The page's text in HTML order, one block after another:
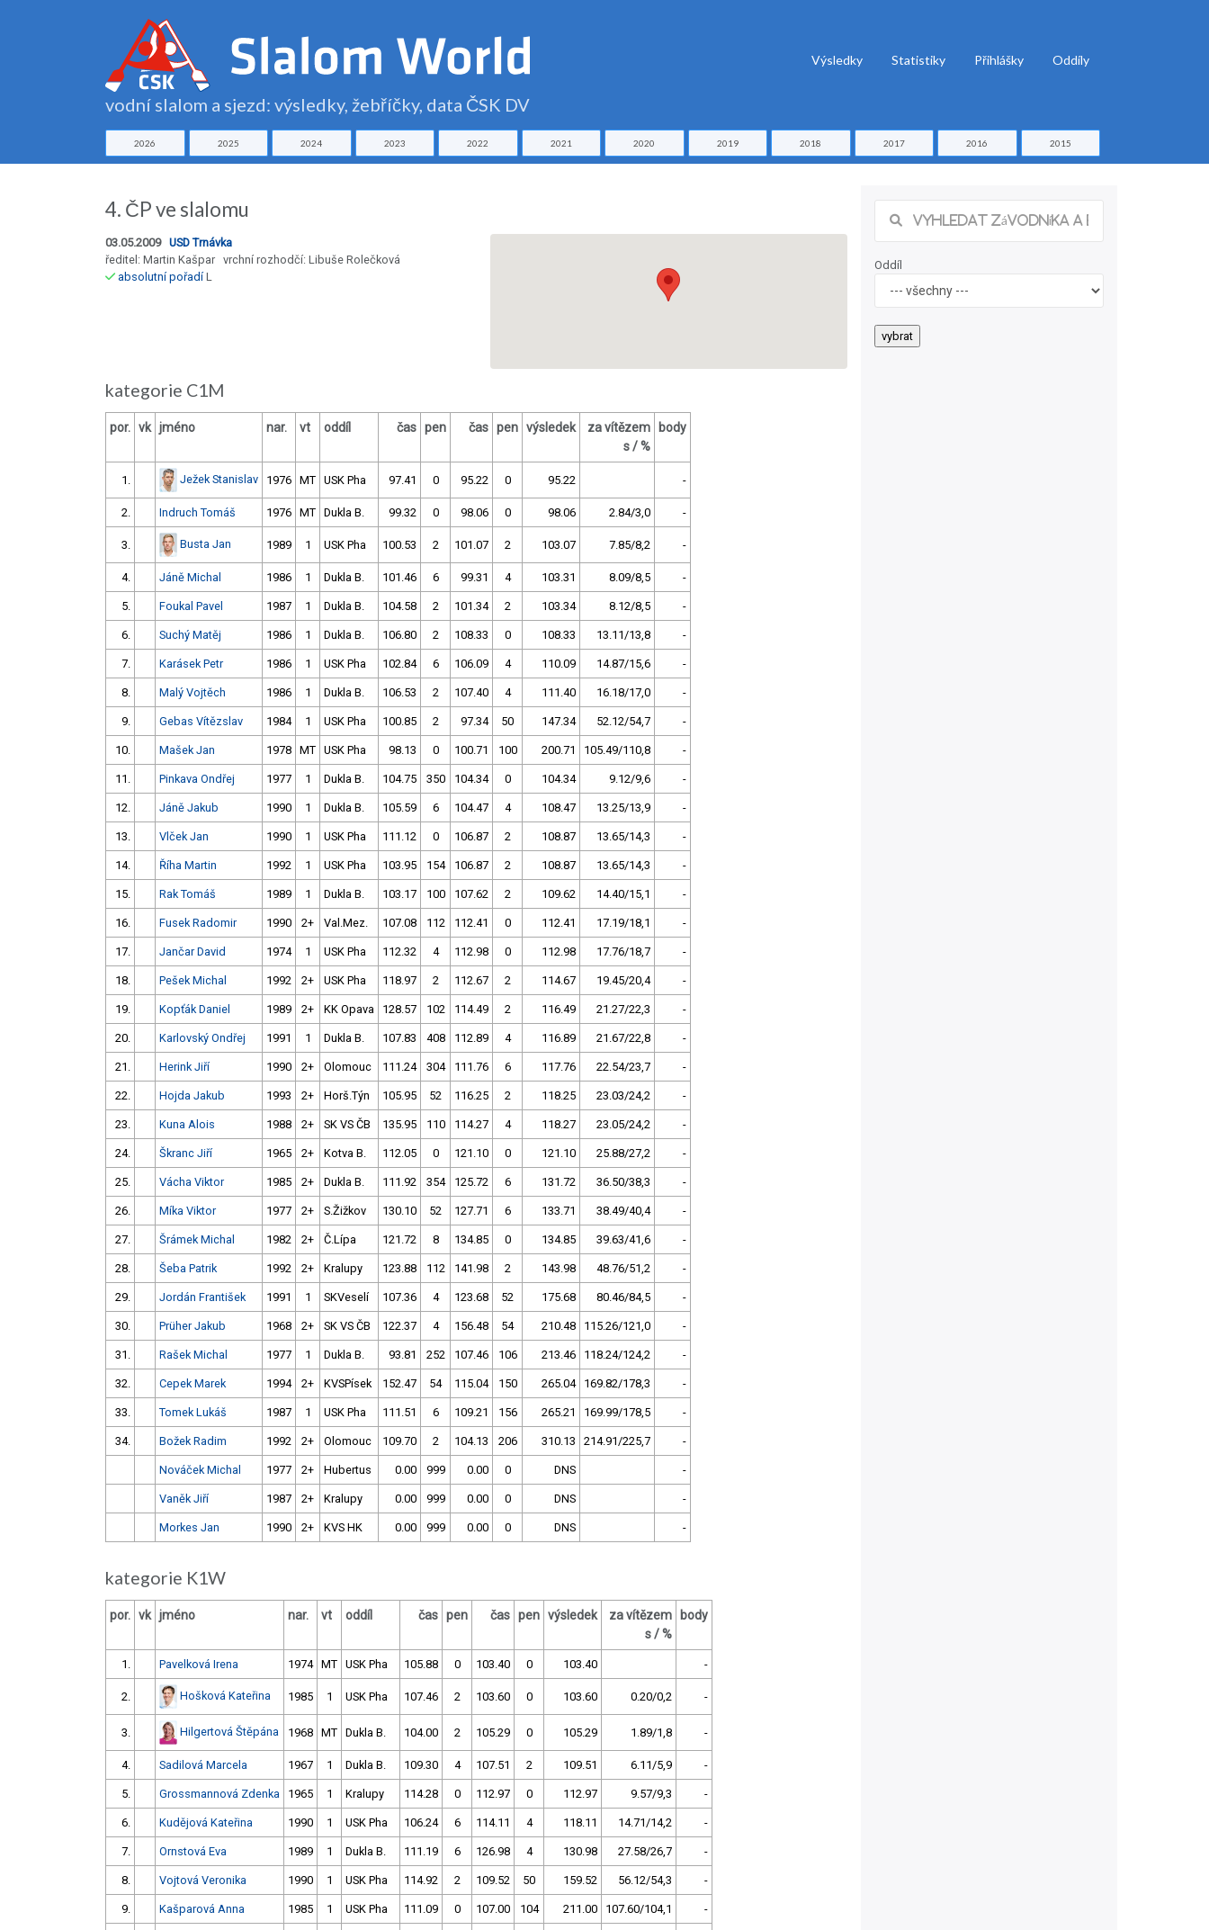
vodní slalom a sjezd: výsledky, žebříčky, data ČSK DV
Výsledky Statistiky Přihlášky Oddíly
2026 2025 2024 2023 2022 2021 2020 2019 2018 2017 2016 2015
4. ČP ve slalomu
03.05.2009 USD Trnávka
ředitel: Martin Kašpar vrchní rozhodčí: Libuše Rolečková
absolutní pořadíL
kategorie C1M
por. vk jméno nar. vt oddíl čas pen čas pen výsledek
za vítězem
s / %
body
1. Ježek Stanislav 1976 MT USK Pha 97.41 0 95.22 0 95.22 -
2. Indruch Tomáš 1976 MT Dukla B. 99.32 0 98.06 0 98.06 2.84/3,0 -
3. Busta Jan 1989 1 USK Pha 100.53 2 101.07 2 103.07 7.85/8,2 -
4. Jáně Michal 1986 1 Dukla B. 101.46 6 99.31 4 103.31 8.09/8,5 -
5. Foukal Pavel 1987 1 Dukla B. 104.58 2 101.34 2 103.34 8.12/8,5 -
6. Suchý Matěj 1986 1 Dukla B. 106.80 2 108.33 0 108.33 13.11/13,8 -
7. Karásek Petr 1986 1 USK Pha 102.84 6 106.09 4 110.09 14.87/15,6 -
8. Malý Vojtěch 1986 1 Dukla B. 106.53 2 107.40 4 111.40 16.18/17,0 -
9. Gebas Vítězslav 1984 1 USK Pha 100.85 2 97.34 50 147.34 52.12/54,7 -
10. Mašek Jan 1978 MT USK Pha 98.13 0 100.71 100 200.71 105.49/110,8 -
11. Pinkava Ondřej 1977 1 Dukla B. 104.75 350 104.34 0 104.34 9.12/9,6 -
12. Jáně Jakub 1990 1 Dukla B. 105.59 6 104.47 4 108.47 13.25/13,9 -
13. Vlček Jan 1990 1 USK Pha 111.12 0 106.87 2 108.87 13.65/14,3 -
14. Říha Martin 1992 1 USK Pha 103.95 154 106.87 2 108.87 13.65/14,3 -
15. Rak Tomáš 1989 1 Dukla B. 103.17 100 107.62 2 109.62 14.40/15,1 -
16. Fusek Radomir 1990 2+ Val.Mez. 107.08 112 112.41 0 112.41 17.19/18,1 -
17. Jančar David 1974 1 USK Pha 112.32 4 112.98 0 112.98 17.76/18,7 -
18. Pešek Michal 1992 2+ USK Pha 118.97 2 112.67 2 114.67 19.45/20,4 -
19. Kopťák Daniel 1989 2+ KK Opava 128.57 102 114.49 2 116.49 21.27/22,3 -
20. Karlovský Ondřej 1991 1 Dukla B. 107.83 408 112.89 4 116.89 21.67/22,8 -
21. Herink Jiří 1990 2+ Olomouc 111.24 304 111.76 6 117.76 22.54/23,7 -
22. Hojda Jakub 1993 2+ Horš.Týn 105.95 52 116.25 2 118.25 23.03/24,2 -
23. Kuna Alois 1988 2+ SK VS ČB 135.95 110 114.27 4 118.27 23.05/24,2 -
24. Škranc Jiří 1965 2+ Kotva B. 112.05 0 121.10 0 121.10 25.88/27,2 -
25. Vácha Viktor 1985 2+ Dukla B. 111.92 354 125.72 6 131.72 36.50/38,3 -
26. Míka Viktor 1977 2+ S.Žižkov 130.10 52 127.71 6 133.71 38.49/40,4 -
27. Šrámek Michal 1982 2+ Č.Lípa 121.72 8 134.85 0 134.85 39.63/41,6 -
28. Šeba Patrik 1992 2+ Kralupy 123.88 112 141.98 2 143.98 48.76/51,2 -
29. Jordán František 1991 1 SKVeselí 107.36 4 123.68 52 175.68 80.46/84,5 -
30. Prüher Jakub 1968 2+ SK VS ČB 122.37 4 156.48 54 210.48 115.26/121,0 -
31. Rašek Michal 1977 1 Dukla B. 93.81 252 107.46 106 213.46 118.24/124,2 -
32. Cepek Marek 1994 2+ KVSPísek 152.47 54 115.04 150 265.04 169.82/178,3 -
33. Tomek Lukáš 1987 1 USK Pha 111.51 6 109.21 156 265.21 169.99/178,5 -
34. Božek Radim 1992 2+ Olomouc 109.70 2 104.13 206 310.13 214.91/225,7 -
Nováček Michal 1977 2+ Hubertus 0.00 999 0.00 0 DNS -
Vaněk Jiří 1987 2+ Kralupy 0.00 999 0.00 0 DNS -
Morkes Jan 1990 2+ KVS HK 0.00 999 0.00 0 DNS -
kategorie K1W
por. vk jméno nar. vt oddíl čas pen čas pen výsledek
za vítězem
s / %
body
1. Pavelková Irena 1974 MT USK Pha 105.88 0 103.40 0 103.40 -
2. Hošková Kateřina 1985 1 USK Pha 107.46 2 103.60 0 103.60 0.20/0,2 -
3. Hilgertová Štěpána 1968 MT Dukla B. 104.00 2 105.29 0 105.29 1.89/1,8 -
4. Sadilová Marcela 1967 1 Dukla B. 109.30 4 107.51 2 109.51 6.11/5,9 -
5. Grossmannová Zdenka 1965 1 Kralupy 114.28 0 112.97 0 112.97 9.57/9,3 -
6. Kudějová Kateřina 1990 1 USK Pha 106.24 6 114.11 4 118.11 14.71/14,2 -
7. Ornstová Eva 1989 1 Dukla B. 111.19 6 126.98 4 130.98 27.58/26,7 -
8. Vojtová Veronika 1990 1 USK Pha 114.92 2 109.52 50 159.52 56.12/54,3 -
9. Kašparová Anna 1985 1 USK Pha 111.09 0 107.00 104 211.00 107.60/104,1 -
Oddíl